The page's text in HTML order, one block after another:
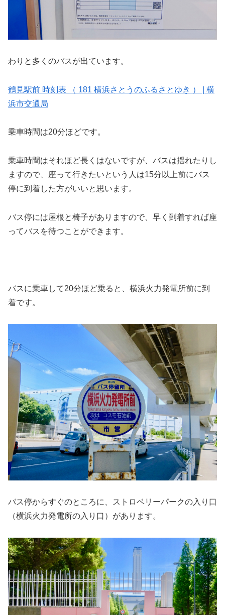
わりと多くのバスが出ています。
鶴見駅前 時刻表 （ 181 横浜さとうのふるさとゆき ） | 横
浜市交通局
乗車時間は20分ほどです。
乗車時間はそれほど長くはないですが、バスは揺れたりし
ますので、座って行きたいという人は15分以上前にバス
停に到着した方がいいと思います。
バス停には屋根と椅子がありますので、早く到着すれば座
ってバスを待つことができます。
バスに乗車して20分ほど乗ると、横浜火力発電所前に到
着です。
バス停からすぐのところに、ストロベリーパークの入り口
（横浜火力発電所の入り口）があります。